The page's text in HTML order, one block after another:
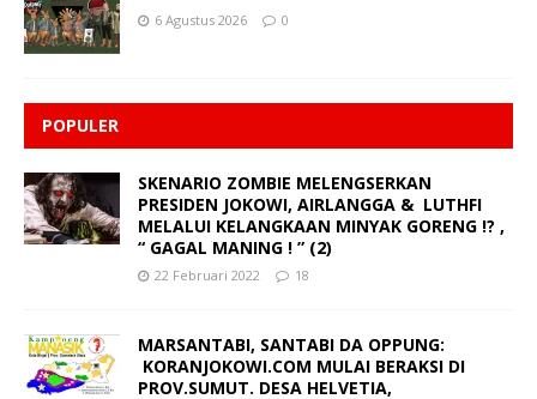
6 Agustus 2026 0
POPULER
SKENARIO ZOMBIE MELENGSERKAN
PRESIDEN JOKOWI, AIRLANGGA & LUTHFI
MELALUI KELANGKAAN MINYAK GORENG !? ,
“ GAGAL MANING ! ” (2)
22 Februari 2022 18
MARSANTABI, SANTABI DA OPPUNG:
KORANJOKOWI.COM MULAI BERAKSI DI
PROV.SUMUT. DESA HELVETIA,